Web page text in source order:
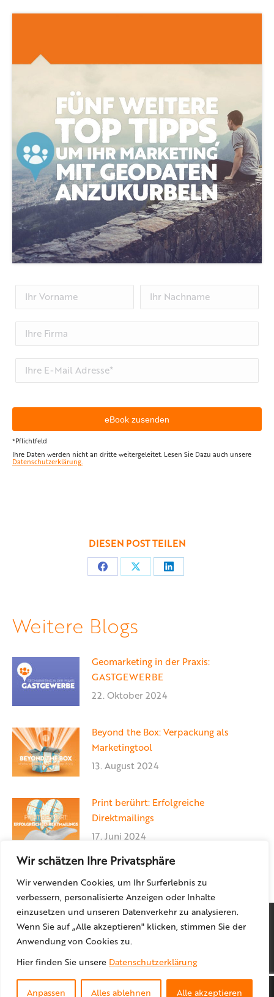
Wir schätzen Ihre Privatsphäre
Wir verwenden Cookies, um Ihr Surferlebnis zu
verbessern, personalisierte Anzeigen oder Inhalte
einzusetzen und unseren Datenverkehr zu analysieren.
Wenn Sie auf „Alle akzeptieren" klicken, stimmen Sie der
Anwendung von Cookies zu.
Hier finden Sie unsere Datenschutzerklärung
Anpassen Alles ablehnen Alle akzeptieren
*Pflichtfeld
Ihre Daten werden nicht an dritte weitergeleitet. Lesen Sie Dazu auch unsere
Datenschutzerklärung.
DIESEN POST TEILEN
Teilen Teilen Teilen
Weitere Blogs
Geomarketing in der Praxis:
GASTGEWERBE
22. Oktober 2024
Beyond the Box: Verpackung als
Marketingtool
13. August 2024
Print berührt: Erfolgreiche
Direktmailings
17. Juni 2024
© locr GmbH